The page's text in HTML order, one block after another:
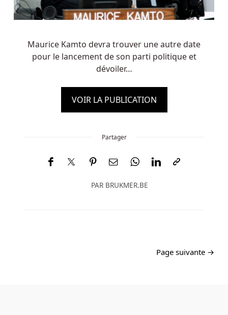
Maurice Kamto devra trouver une autre date
pour le lancement de son parti politique et
dévoiler…
VOIR LA PUBLICATION
Partager
PAR BRUKMER.BE
Page suivante →